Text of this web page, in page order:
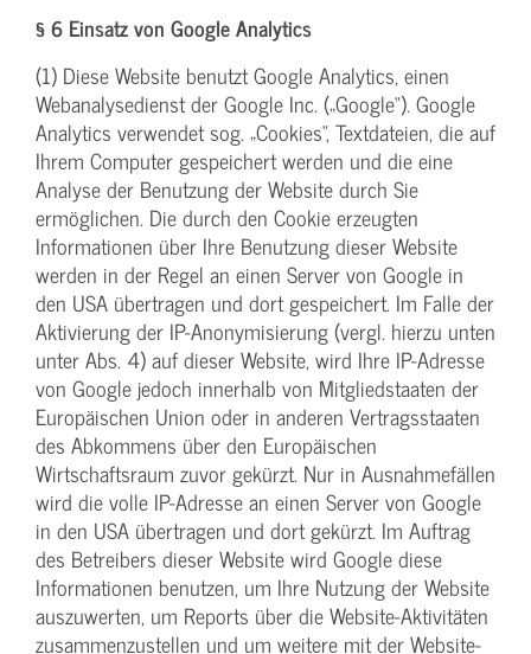
§ 6 Einsatz von Google Analytics
(1) Diese Website benutzt Google Analytics, einen
Webanalysedienst der Google Inc. („Google“). Google
Analytics verwendet sog. „Cookies“, Textdateien, die auf
Ihrem Computer gespeichert werden und die eine
Analyse der Benutzung der Website durch Sie
ermöglichen. Die durch den Cookie erzeugten
Informationen über Ihre Benutzung dieser Website
werden in der Regel an einen Server von Google in
den USA übertragen und dort gespeichert. Im Falle der
Aktivierung der IP-Anonymisierung (vergl. hierzu unten
unter Abs. 4) auf dieser Website, wird Ihre IP-Adresse
von Google jedoch innerhalb von Mitgliedstaaten der
Europäischen Union oder in anderen Vertragsstaaten
des Abkommens über den Europäischen
Wirtschaftsraum zuvor gekürzt. Nur in Ausnahmefällen
wird die volle IP-Adresse an einen Server von Google
in den USA übertragen und dort gekürzt. Im Auftrag
des Betreibers dieser Website wird Google diese
Informationen benutzen, um Ihre Nutzung der Website
auszuwerten, um Reports über die Website-Aktivitäten
zusammenzustellen und um weitere mit der Website-